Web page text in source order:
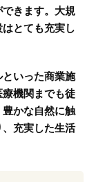
きます。大規
とても充実し
いった商業施
機関までも徒
かな自然に触
充実した生活